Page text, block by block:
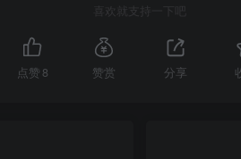
喜欢就支持一下吧
点赞 8 赞赏 分享